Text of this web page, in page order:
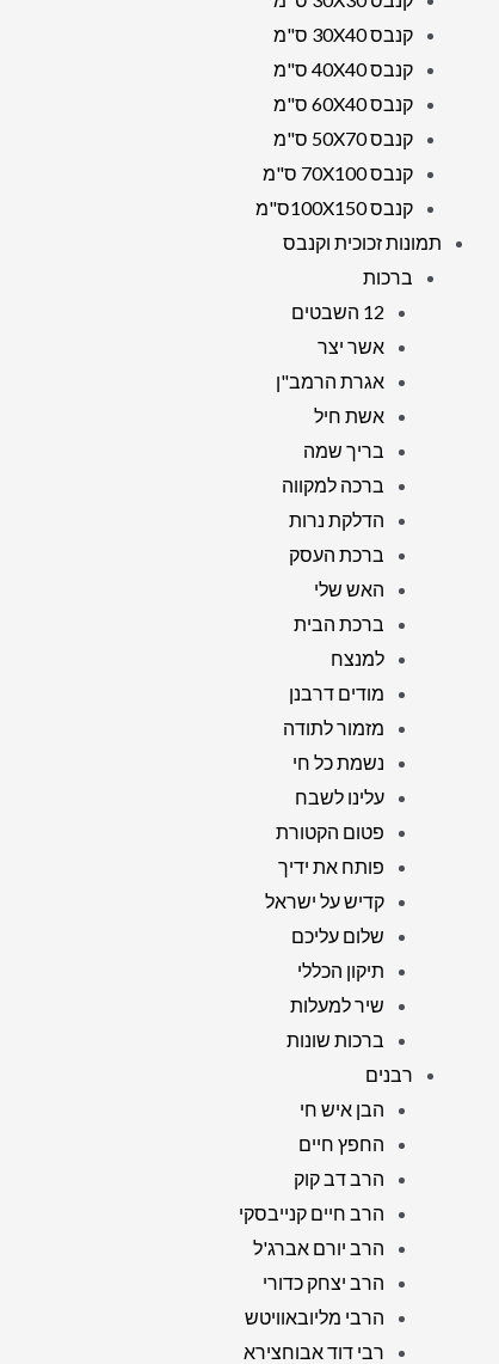
קנבס 30X40 ס"מ
קנבס 40X40 ס"מ
קנבס 60X40 ס"מ
קנבס 50X70 ס"מ
קנבס 70X100 ס"מ
קנבס 100X150ס"מ
תמונות זכוכית וקנבס
ברכות
12 השבטים
אשר יצר
אגרת הרמב"ן
אשת חיל
בריך שמה
ברכה למקווה
הדלקת נרות
ברכת העסק
האש שלי
ברכת הבית
למנצח
מודים דרבנן
מזמור לתודה
נשמת כל חי
עלינו לשבח
פטום הקטורת
פותח את ידיך
קדיש על ישראל
שלום עליכם
תיקון הכללי
שיר למעלות
ברכות שונות
רבנים
הבן איש חי
החפץ חיים
הרב דב קוק
הרב חיים קנייבסקי
הרב יורם אברג'ל
הרב יצחק כדורי
הרבי מליובאוויטש
רבי דוד אבוחצירא